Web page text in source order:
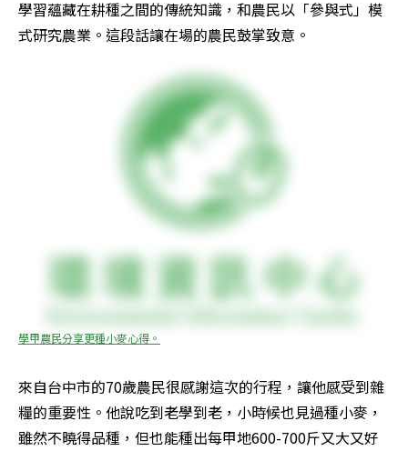
學習蘊藏在耕種之間的傳統知識，和農民以「參與式」模
式研究農業。這段話讓在場的農民鼓掌致意。
學甲農民分享更種小麥心得。
來自台中市的70歲農民很感謝這次的行程，讓他感受到雜
糧的重要性。他說吃到老學到老，小時候也見過種小麥，
雖然不曉得品種，但也能種出每甲地600-700斤又大又好